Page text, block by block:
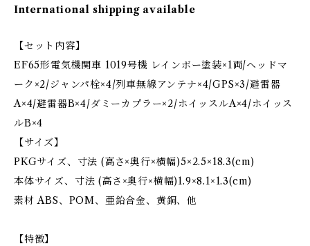
International shipping available
【セット内容】
EF65形電気機関車 1019号機 レインボー塗装×1両/ヘッドマ
ーク×2/ジャンパ栓×4/列車無線アンテナ×4/GPS×3/避雷器
A×4/避雷器B×4/ダミーカプラー×2/ホイッスルA×4/ホイッス
ルB×4
【サイズ】
PKGサイズ、寸法 (高さ×奥行×横幅)5×2.5×18.3(cm)
本体サイズ、寸法 (高さ×奥行×横幅)1.9×8.1×1.3(cm)
素材 ABS、POM、亜鉛合金、黄銅、他
【特徴】